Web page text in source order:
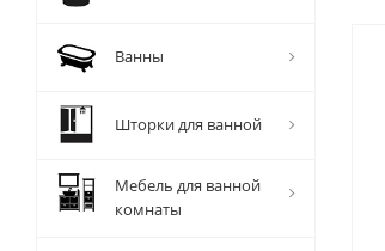
Ванны
Шторки для ванной
Мебель для ванной
комнаты